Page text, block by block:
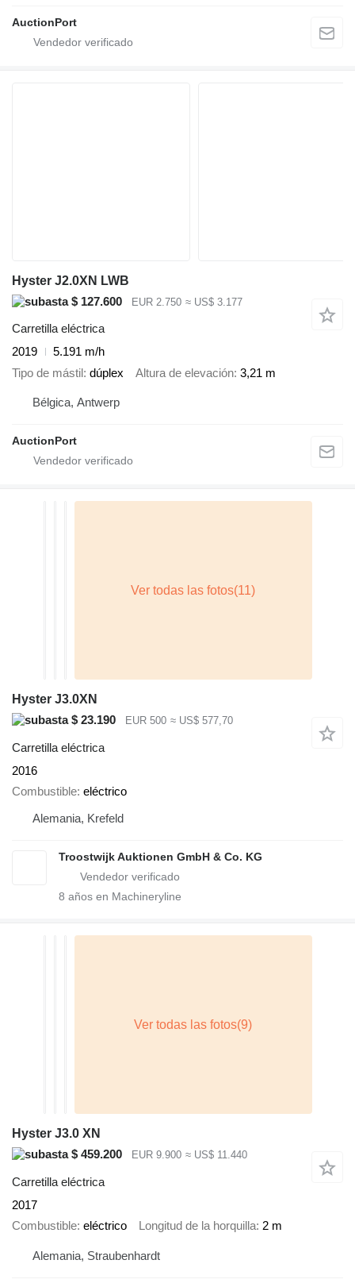
AuctionPort
Hyster J2.0XN LWB
$ 127.600
EUR 2.750 ≈ US$ 3.177
Carretilla eléctrica
2019
5.191 m/h
Tipo de mástil dúplex Altura de elevación 3,21 m
Bélgica, Antwerp
AuctionPort
Hyster J3.0XN
$ 23.190
EUR 500 ≈ US$ 577,70
Carretilla eléctrica
2016
Combustible eléctrico
Alemania, Krefeld
Troostwijk Auktionen GmbH & Co. KG
8 años en Machineryline
Hyster J3.0 XN
$ 459.200
EUR 9.900 ≈ US$ 11.440
Carretilla eléctrica
2017
Combustible eléctrico Longitud de la horquilla 2 m
Alemania, Straubenhardt